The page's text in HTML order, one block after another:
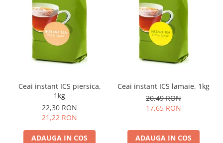
Ceai instant ICS piersica,
1kg
22,30 RON
21,22 RON
ADAUGA IN COS
Ceai instant ICS lamaie, 1kg
20,49 RON
17,65 RON
ADAUGA IN COS